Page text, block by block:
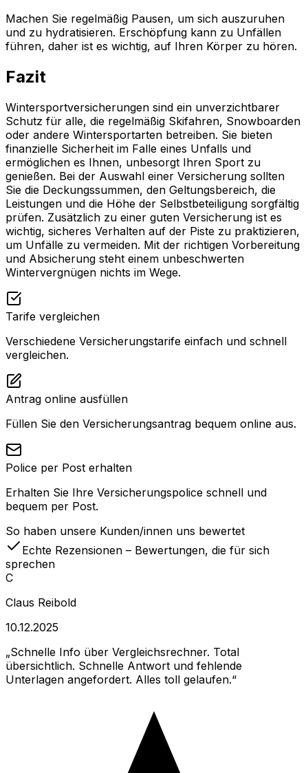
Machen Sie regelmäßig Pausen, um sich auszuruhen
und zu hydratisieren. Erschöpfung kann zu Unfällen
führen, daher ist es wichtig, auf Ihren Körper zu hören.
Fazit
Wintersportversicherungen sind ein unverzichtbarer
Schutz für alle, die regelmäßig Skifahren, Snowboarden
oder andere Wintersportarten betreiben. Sie bieten
finanzielle Sicherheit im Falle eines Unfalls und
ermöglichen es Ihnen, unbesorgt Ihren Sport zu
genießen. Bei der Auswahl einer Versicherung sollten
Sie die Deckungssummen, den Geltungsbereich, die
Leistungen und die Höhe der Selbstbeteiligung sorgfältig
prüfen. Zusätzlich zu einer guten Versicherung ist es
wichtig, sicheres Verhalten auf der Piste zu praktizieren,
um Unfälle zu vermeiden. Mit der richtigen Vorbereitung
und Absicherung steht einem unbeschwerten
Wintervergnügen nichts im Wege.
Tarife vergleichen
Verschiedene Versicherungstarife einfach und schnell
vergleichen.
Antrag online ausfüllen
Füllen Sie den Versicherungsantrag bequem online aus.
Police per Post erhalten
Erhalten Sie Ihre Versicherungspolice schnell und
bequem per Post.
So haben unsere Kunden/innen uns bewertet
Echte Rezensionen – Bewertungen, die für sich
sprechen
C
Claus Reibold
10.12.2025
Schnelle Info über Vergleichsrechner. Total
übersichtlich. Schnelle Antwort und fehlende
Unterlagen angefordert. Alles toll gelaufen.